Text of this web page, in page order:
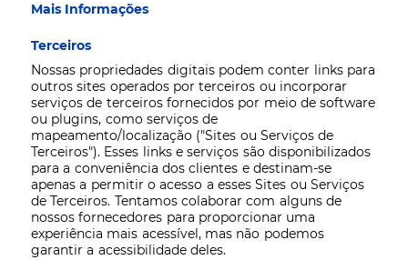
Mais Informações
Terceiros
Nossas propriedades digitais podem conter links para
outros sites operados por terceiros ou incorporar
serviços de terceiros fornecidos por meio de software
ou plugins, como serviços de
mapeamento/localização ("Sites ou Serviços de
Terceiros"). Esses links e serviços são disponibilizados
para a conveniência dos clientes e destinam-se
apenas a permitir o acesso a esses Sites ou Serviços
de Terceiros. Tentamos colaborar com alguns de
nossos fornecedores para proporcionar uma
experiência mais acessível, mas não podemos
garantir a acessibilidade deles.